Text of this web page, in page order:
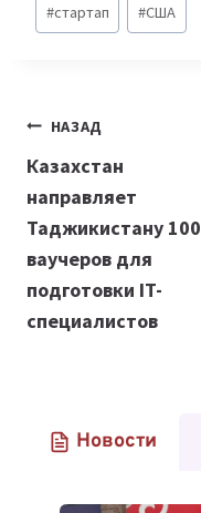
#стартап #США
Навигация
по
записям
НАЗАД
Казахстан
направляет
Таджикистану 100
ваучеров для
подготовки IT-
специалистов
Новости